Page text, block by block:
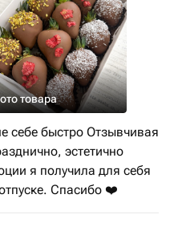
товара
себе быстро Отзывчивая
эстетично
я получила для себя
Спасибо ❤️